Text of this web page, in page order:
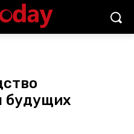
будущих